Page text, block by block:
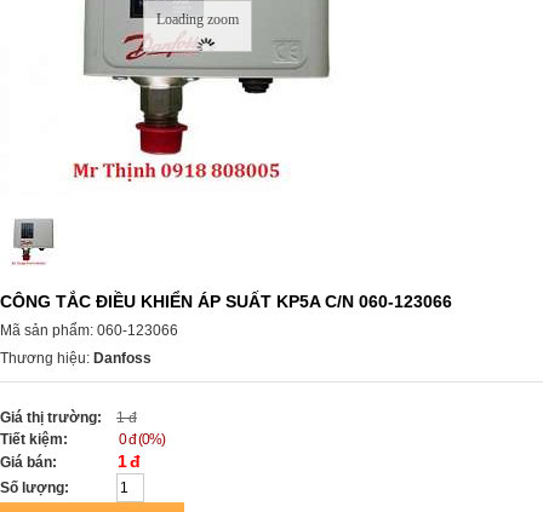
Loading zoom
CÔNG TẮC ĐIỀU KHIỂN ÁP SUẤT KP5A C/N 060-123066
Mã sản phẩm: 060-123066
Thương hiệu: Danfoss
Giá thị trường:
1 đ
Tiết kiệm:
0 đ (0%)
Giá bán:
1 đ
Số lượng: